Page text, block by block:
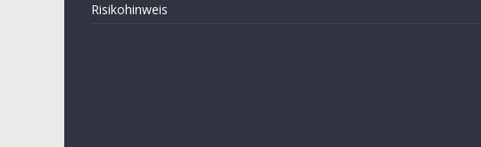
Risikohinweis